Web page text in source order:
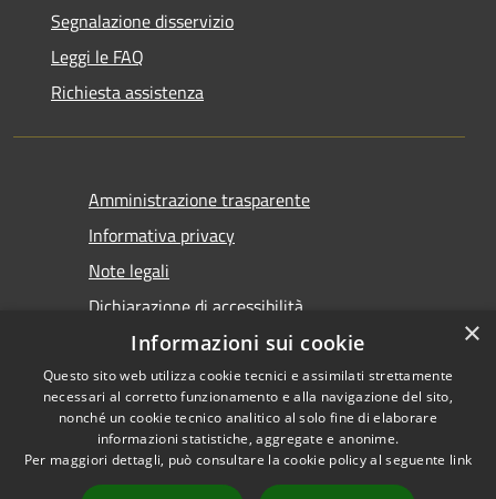
Segnalazione disservizio
Leggi le FAQ
Richiesta assistenza
Amministrazione trasparente
Informativa privacy
Note legali
Dichiarazione di accessibilità
Accessibilità
Copyright © 2026 • Comune di
Tirano • Powered by
×
Informazioni sui cookie
Questo sito web utilizza cookie tecnici e assimilati strettamente
necessari al corretto funzionamento e alla navigazione del sito,
nonché un cookie tecnico analitico al solo fine di elaborare
informazioni statistiche, aggregate e anonime.
Per maggiori dettagli, può consultare la cookie policy al seguente link